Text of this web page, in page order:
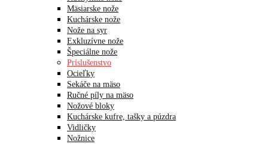
Mäsiarske nože
Kuchárske nože
Nože na syr
Exkluzívne nože
Špeciálne nože
Príslušenstvo
Ocieľky
Sekáče na mäso
Ručné píly na mäso
Nožové bloky
Kuchárske kufre, tašky a púzdra
Vidličky
Nožnice